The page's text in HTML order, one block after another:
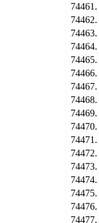
74461.
74462.
74463.
74464.
74465.
74466.
74467.
74468.
74469.
74470.
74471.
74472.
74473.
74474.
74475.
74476.
74477.